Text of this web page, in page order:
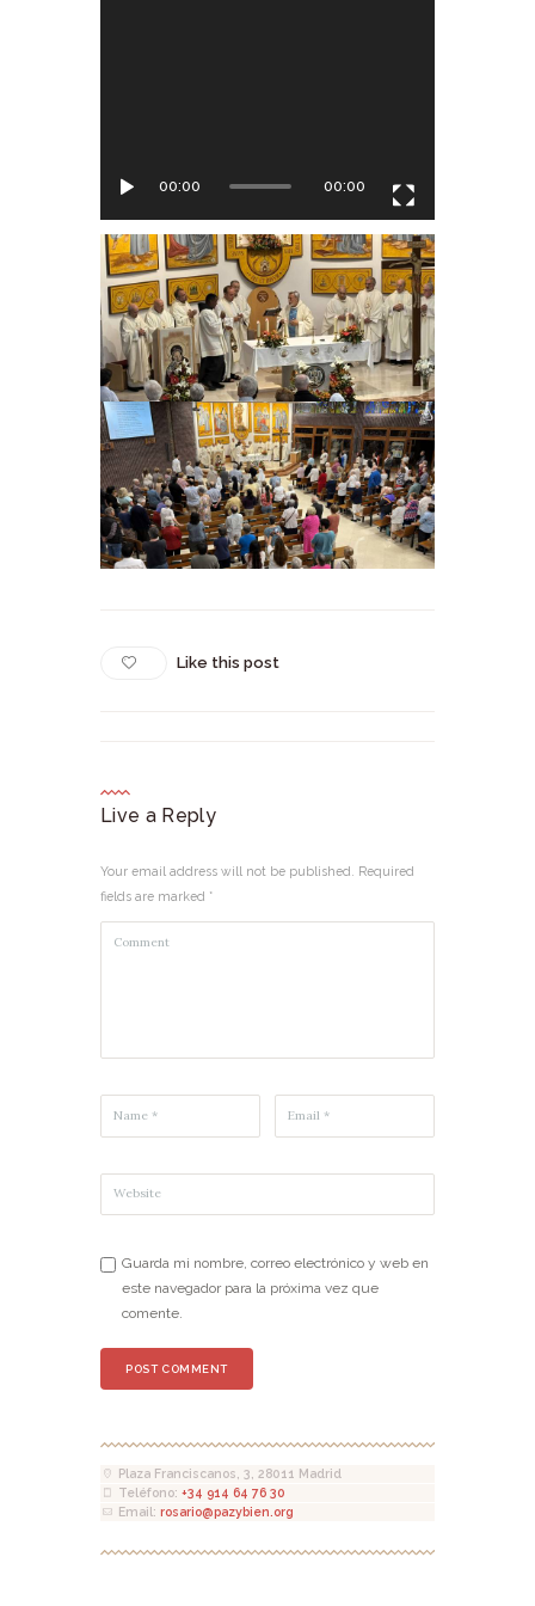
00:00 00:00
Like this post
Live a Reply
Your email address will not be published. Required
fields are marked *
Guarda mi nombre, correo electrónico y web en
este navegador para la próxima vez que
comente.
Plaza Franciscanos, 3, 28011 Madrid
Teléfono: +34 914 64 76 30
Email: rosario@pazybien.org